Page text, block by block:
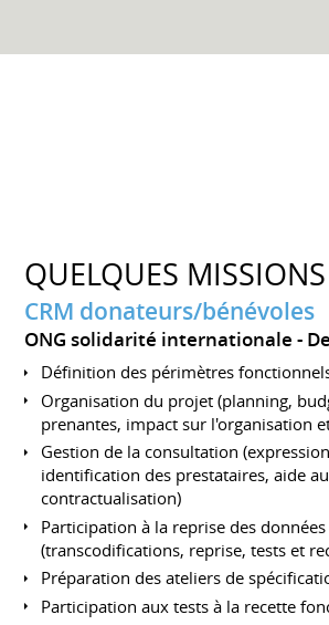
QUELQUES MISSIONS
CRM donateurs/bénévoles
ONG solidarité internationale
Définition des périmètres
Organisation du projet (planning,
prenantes, impact sur l'organisation
Gestion de la consultation
identification des prestataires, aide
contractualisation)
Participation à la reprise des données
(transcodifications, reprise, tests et
Préparation des ateliers de
Participation aux tests à la recette